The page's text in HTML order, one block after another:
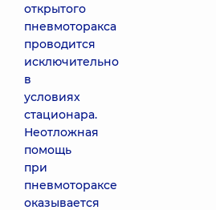
открытого
пневмоторакса
проводится
исключительно
в
условиях
стационара.
Неотложная
помощь
при
пневмотораксе
оказывается